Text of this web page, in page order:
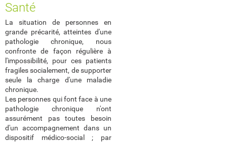
Santé
La situation de personnes en
grande précarité, atteintes d'une
pathologie chronique, nous
confronte de façon régulière à
l'impossibilité, pour ces patients
fragiles socialement, de supporter
seule la charge d'une maladie
chronique.
Les personnes qui font face à une
pathologie chronique n'ont
assurément pas toutes besoin
d'un accompagnement dans un
dispositif médico-social ; par